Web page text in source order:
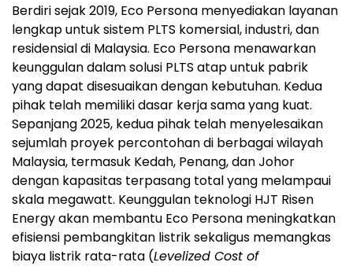
Berdiri sejak 2019, Eco Persona menyediakan layanan
lengkap untuk sistem PLTS komersial, industri, dan
residensial di Malaysia. Eco Persona menawarkan
keunggulan dalam solusi PLTS atap untuk pabrik
yang dapat disesuaikan dengan kebutuhan. Kedua
pihak telah memiliki dasar kerja sama yang kuat.
Sepanjang 2025, kedua pihak telah menyelesaikan
sejumlah proyek percontohan di berbagai wilayah
Malaysia, termasuk Kedah, Penang, dan Johor
dengan kapasitas terpasang total yang melampaui
skala megawatt. Keunggulan teknologi HJT Risen
Energy akan membantu Eco Persona meningkatkan
efisiensi pembangkitan listrik sekaligus memangkas
biaya listrik rata-rata (Levelized Cost of